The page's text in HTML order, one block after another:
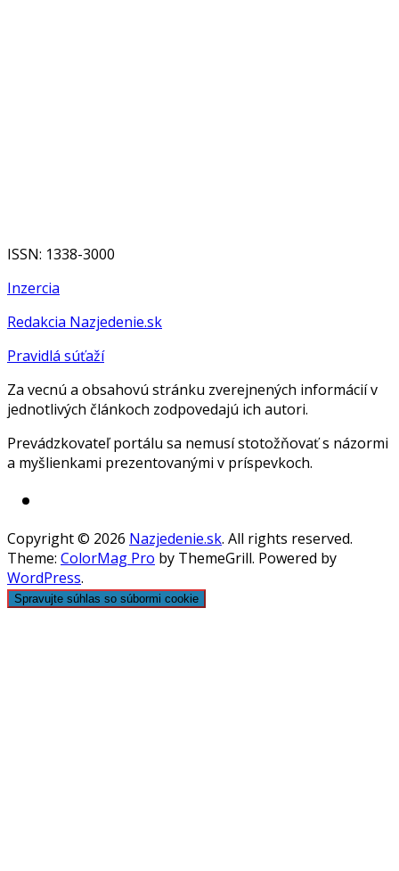
ISSN: 1338-3000
Inzercia
Redakcia Nazjedenie.sk
Pravidlá súťaží
Za vecnú a obsahovú stránku zverejnených informácií v
jednotlivých článkoch zodpovedajú ich autori.
Prevádzkovateľ portálu sa nemusí stotožňovať s názormi
a myšlienkami prezentovanými v príspevkoch.
Copyright © 2026 Nazjedenie.sk. All rights reserved.
Theme: ColorMag Pro by ThemeGrill. Powered by
WordPress.
Spravujte súhlas so súbormi cookie